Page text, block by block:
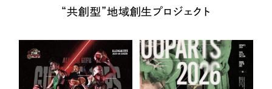
“共創型”地域創生プロジェクト